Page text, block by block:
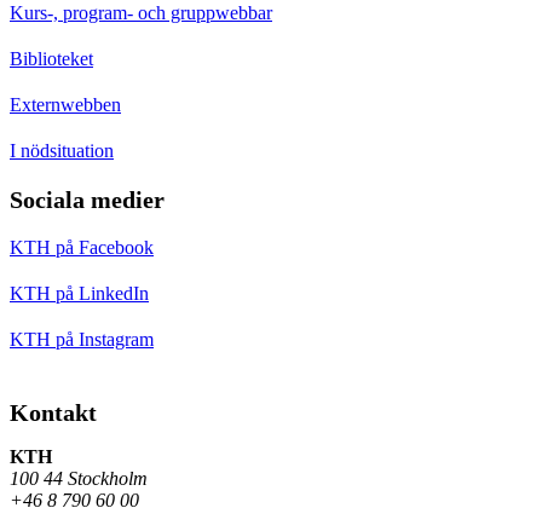
Kurs-, program- och gruppwebbar
Biblioteket
Externwebben
I nödsituation
Sociala medier
KTH på Facebook
KTH på LinkedIn
KTH på Instagram
Kontakt
KTH
100 44 Stockholm
+46 8 790 60 00